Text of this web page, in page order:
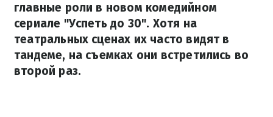
главные роли в новом комедийном
сериале "Успеть до 30". Хотя на
театральных сценах их часто видят в
тандеме, на съемках они встретились во
второй раз.